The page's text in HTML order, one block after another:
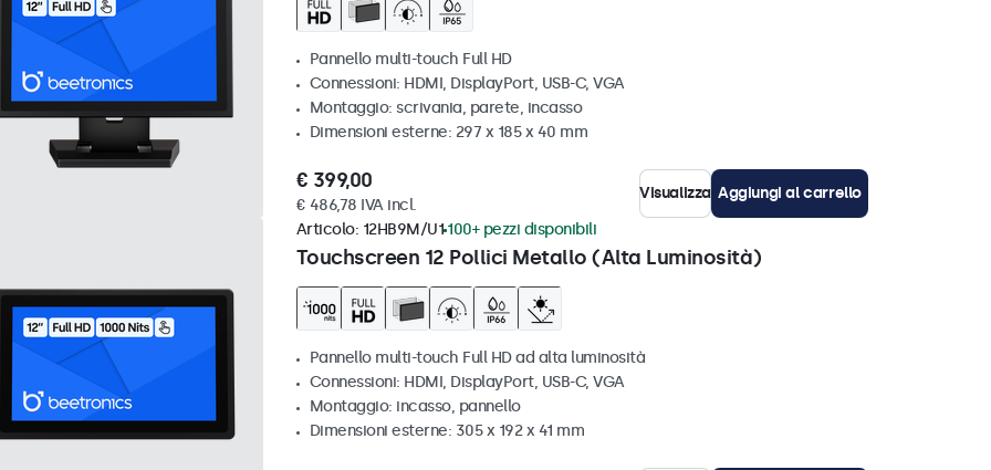
Pannello multi-touch Full HD
Connessioni: HDMI, DisplayPort, USB-C, VGA
Montaggio: scrivania, parete, incasso
Dimensioni esterne: 297 x 185 x 40 mm
€ 399,00
€ 486,78 IVA incl.
Visualizza Aggiungi al carrello
Touchscreen 12 Pollici Metallo (Alta Luminosità)
Articolo: 12HB9M/U1 100+ pezzi disponibili
Pannello multi-touch Full HD ad alta luminosità
Connessioni: HDMI, DisplayPort, USB-C, VGA
Montaggio: incasso, pannello
Dimensioni esterne: 305 x 192 x 41 mm